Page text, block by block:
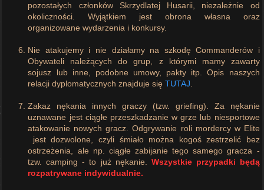
pozostałych członków Skrzydlatej Husarii, niezależnie od
okoliczności. Wyjątkiem jest obrona własna oraz
organizowane wydarzenia i konkursy.
Nie atakujemy i nie działamy na szkodę Commanderów i
Obywateli należących do grup, z którymi mamy zawarty
sojusz lub inne, podobne umowy, pakty itp. Opis naszych
relacji dyplomatycznych znajduje sięTUTAJ
Zakaz nękania innych graczy (tzw. griefing). Za nękanie
uznawane jest ciągłe przeszkadzanie w grze lub niesportowe
atakowanie nowych gracz. Odgrywanie roli mordercy w Elite
jest dozwolone, czyli śmiało można kogoś zestrzelić bez
ostrzeżenia, ale np. ciągłe zabijanie tego samego gracza -
tzw. camping - to już nękanie. Wszystkie przypadki będą
rozpatrywane indywidualnie.